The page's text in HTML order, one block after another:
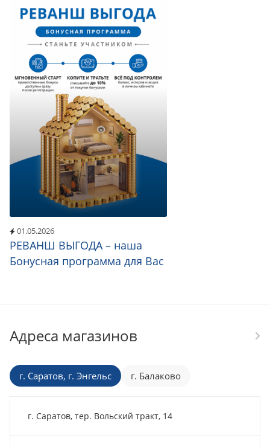
01.05.2026
РЕВАНШ ВЫГОДА – наша
Бонусная программа для Вас
Адреса магазинов
г. Саратов, г. Энгельс г. Балаково
г. Саратов, тер. Вольский тракт, 14